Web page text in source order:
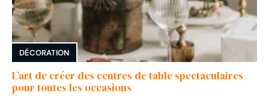
DÉCORATION
L’art de créer des centres de table spectaculaires
pour toutes les occasions